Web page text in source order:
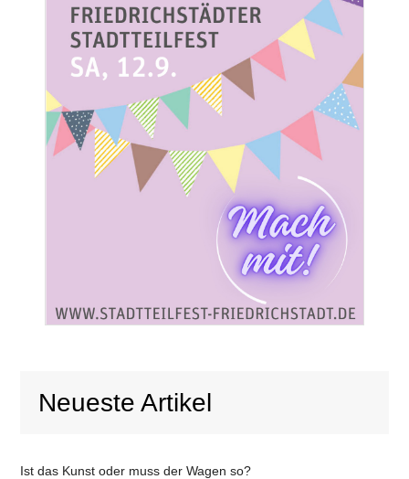
Neueste Artikel
Ist das Kunst oder muss der Wagen so?